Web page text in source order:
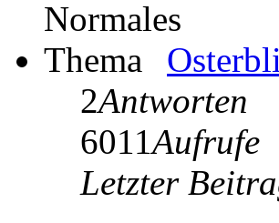
2Antworten
6011Aufrufe
Letzter